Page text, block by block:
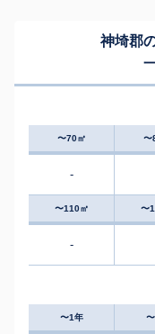
神埼郡
〜70㎡ 〜
-
〜110㎡ 〜
-
〜1年